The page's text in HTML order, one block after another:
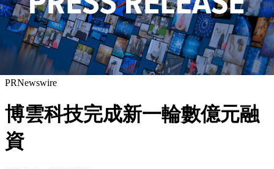
PRNewswire
博雲科技完成新一輪數億元融
資